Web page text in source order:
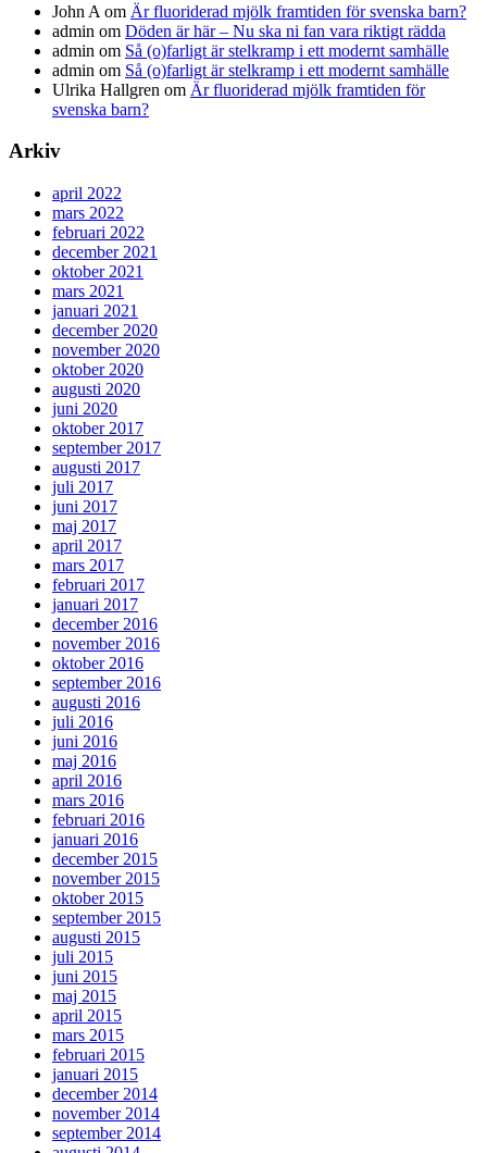
John A om Är fluoriderad mjölk framtiden för svenska barn?
admin om Döden är här – Nu ska ni fan vara riktigt rädda
admin om Så (o)farligt är stelkramp i ett modernt samhälle
admin om Så (o)farligt är stelkramp i ett modernt samhälle
Ulrika Hallgren om Är fluoriderad mjölk framtiden för
svenska barn?
Arkiv
april 2022
mars 2022
februari 2022
december 2021
oktober 2021
mars 2021
januari 2021
december 2020
november 2020
oktober 2020
augusti 2020
juni 2020
oktober 2017
september 2017
augusti 2017
juli 2017
juni 2017
maj 2017
april 2017
mars 2017
februari 2017
januari 2017
december 2016
november 2016
oktober 2016
september 2016
augusti 2016
juli 2016
juni 2016
maj 2016
april 2016
mars 2016
februari 2016
januari 2016
december 2015
november 2015
oktober 2015
september 2015
augusti 2015
juli 2015
juni 2015
maj 2015
april 2015
mars 2015
februari 2015
januari 2015
december 2014
november 2014
september 2014